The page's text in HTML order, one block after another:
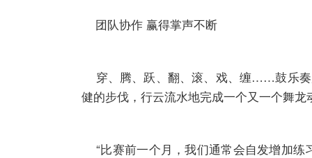
团队协作 赢得掌声不断
穿、腾、跃、翻、滚、戏、缠……鼓乐奏
健的步伐，行云流水地完成一个又一个舞
“比赛前一个月，我们通常会自发增加练